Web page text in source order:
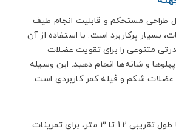
طراحی مستحکم و قابلیت انجام طیف
بسیار پرکاربرد است. با استفاده از آن
متنوعی را برای تقویت عضلات
پهلوها و شانه‌ها انجام دهید. این وسیله
عضلات شکم و فیله کمر کاربردی است.
کش‌های پاور بند با طول تقریبی 1.2 تا 3 متر، برای تمرینات